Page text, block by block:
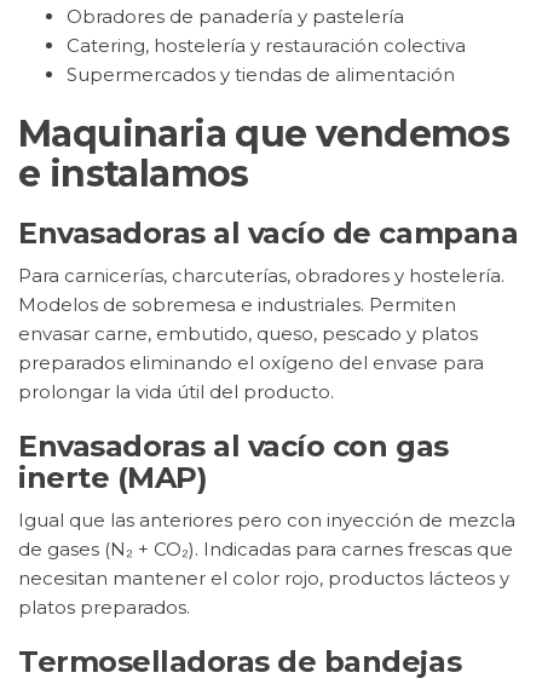
Obradores de panadería y pastelería
Catering, hostelería y restauración colectiva
Supermercados y tiendas de alimentación
Maquinaria que vendemos
e instalamos
Envasadoras al vacío de campana
Para carnicerías, charcuterías, obradores y hostelería.
Modelos de sobremesa e industriales. Permiten
envasar carne, embutido, queso, pescado y platos
preparados eliminando el oxígeno del envase para
prolongar la vida útil del producto.
Envasadoras al vacío con gas
inerte (MAP)
Igual que las anteriores pero con inyección de mezcla
de gases (N₂ + CO₂). Indicadas para carnes frescas que
necesitan mantener el color rojo, productos lácteos y
platos preparados.
Termoselladoras de bandejas